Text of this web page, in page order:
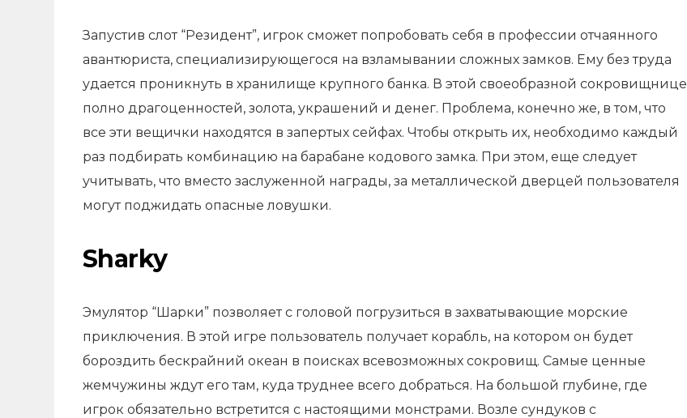
Запустив слот “Резидент”, игрок сможет попробовать себя в профессии отчаянного
авантюриста, специализирующегося на взламывании сложных замков. Ему без труда
удается проникнуть в хранилище крупного банка. В этой своеобразной сокровищнице
полно драгоценностей, золота, украшений и денег. Проблема, конечно же, в том, что
все эти вещички находятся в запертых сейфах. Чтобы открыть их, необходимо каждый
раз подбирать комбинацию на барабане кодового замка. При этом, еще следует
учитывать, что вместо заслуженной награды, за металлической дверцей пользователя
могут поджидать опасные ловушки.
Sharky
Эмулятор “Шарки” позволяет с головой погрузиться в захватывающие морские
приключения. В этой игре пользователь получает корабль, на котором он будет
бороздить бескрайний океан в поисках всевозможных сокровищ. Самые ценные
жемчужины ждут его там, куда труднее всего добраться. На большой глубине, где
игрок обязательно встретится с настоящими монстрами. Возле сундуков с